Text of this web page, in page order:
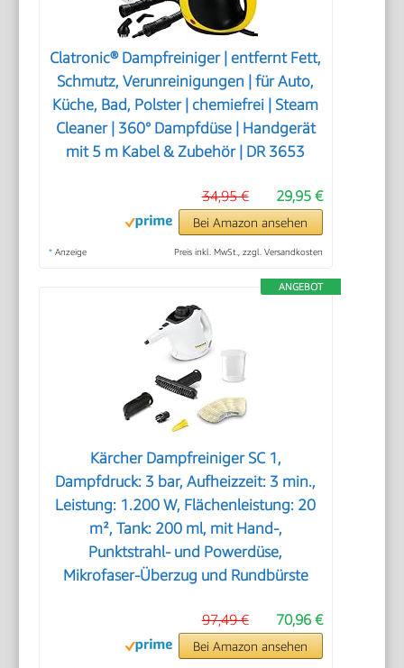
Clatronic® Dampfreiniger | entfernt Fett,
Schmutz, Verunreinigungen | für Auto,
Küche, Bad, Polster | chemiefrei | Steam
Cleaner | 360° Dampfdüse | Handgerät
mit 5 m Kabel & Zubehör | DR 3653
29,95 €
34,95 €
Bei Amazon ansehen
* Anzeige Preis inkl. MwSt., zzgl. Versandkosten
ANGEBOT
Kärcher Dampfreiniger SC 1,
Dampfdruck: 3 bar, Aufheizzeit: 3 min.,
Leistung: 1.200 W, Flächenleistung: 20
m², Tank: 200 ml, mit Hand-,
Punktstrahl- und Powerdüse,
Mikrofaser-Überzug und Rundbürste
70,96 €
97,49 €
Bei Amazon ansehen